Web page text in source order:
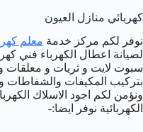
كهربائي منازل العيون
نوفر لكم مركز خدمة معلم
لصيانة اعطال الكهرباء فني
سبوت لايت و ثريات و معلقات
بتركيب المكيفات والشفاطات
ونؤمن لكم اجود الاسلاك
الكهربائية نوفر ايضا:-